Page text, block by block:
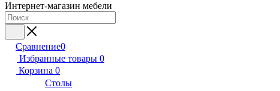
Интернет-магазин мебели
Сравнение0
Избранные товары 0
Корзина 0
Столы